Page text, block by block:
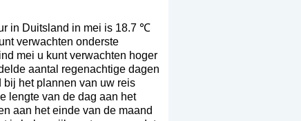
in Duitsland in mei is 18.7 ℃
verwachten onderste
mei u kunt verwachten hoger
aantal regenachtige dagen
bij het plannen van uw reis
lengte van de dag aan het
aan het einde van de maand